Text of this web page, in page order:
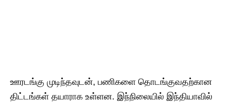
ஊரடங்கு முடிந்தவுடன், பணிகளை தொடங்குவதற்கான
திட்டங்கள் தயாராக உள்ளன. இந்நிலையில் இந்தியாவில்